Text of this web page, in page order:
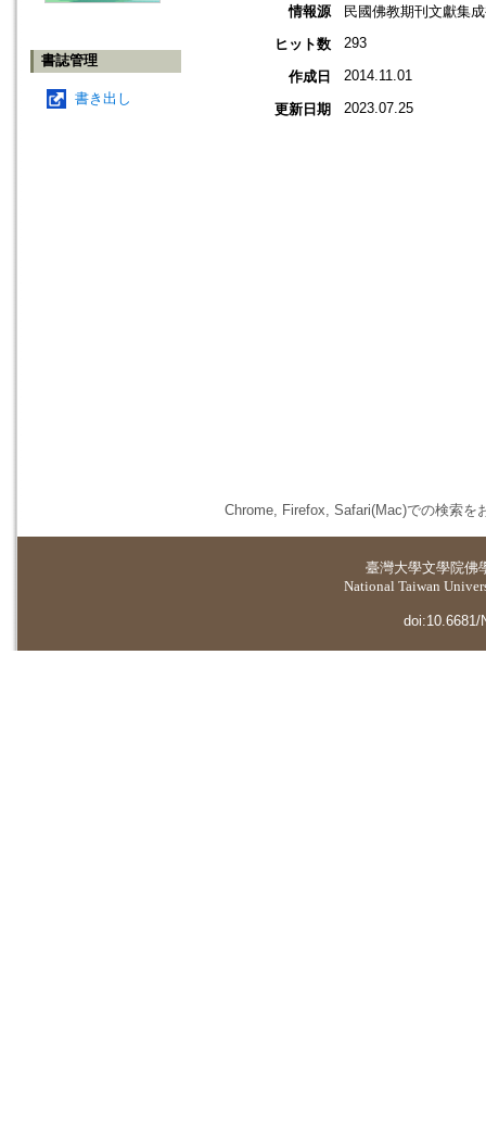
書誌管理
書き出し
情報源
民國佛教期刊文獻集
ヒット数
293
作成日 2014.11.01
更新日期 2023.07.25
Chrome, Firefox, Safari(Mac)での検索を
臺灣大學文學院佛
National Taiwan
doi:10.6681/